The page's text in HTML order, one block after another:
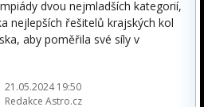
dvou nejmladších kategorií,
nejlepších řešitelů krajských kol
aby poměřila své síly v
21.05.2024 19:50
Redakce Astro.cz